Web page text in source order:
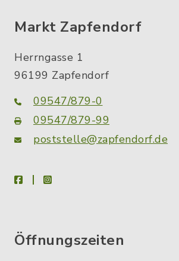
Markt Zapfendorf
Herrngasse 1
96199 Zapfendorf
09547/879-0
09547/879-99
poststelle@zapfendorf.de
facebookinstagram
Öffnungszeiten